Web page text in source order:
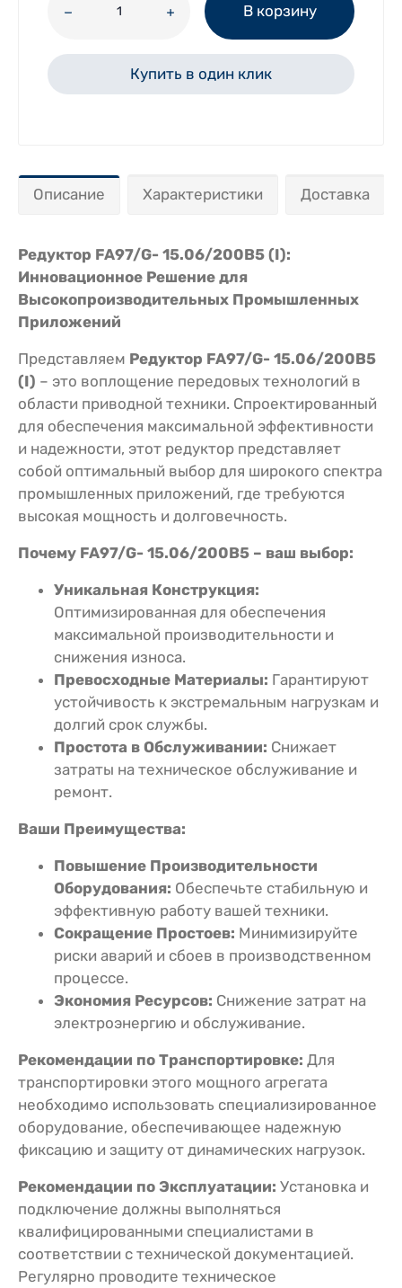
В корзину
Купить в один клик
Описание Характеристики Доставка
Редуктор FA97/G- 15.06/200B5 (I):
Инновационное Решение для
Высокопроизводительных Промышленных
Приложений
Представляем Редуктор FA97/G- 15.06/200B5
(I) – это воплощение передовых технологий в
области приводной техники. Спроектированный
для обеспечения максимальной эффективности
и надежности, этот редуктор представляет
собой оптимальный выбор для широкого спектра
промышленных приложений, где требуются
высокая мощность и долговечность.
Почему FA97/G- 15.06/200B5 – ваш выбор:
Уникальная Конструкция:
Оптимизированная для обеспечения
максимальной производительности и
снижения износа.
Превосходные Материалы: Гарантируют
устойчивость к экстремальным нагрузкам и
долгий срок службы.
Простота в Обслуживании: Снижает
затраты на техническое обслуживание и
ремонт.
Ваши Преимущества:
Повышение Производительности
Оборудования: Обеспечьте стабильную и
эффективную работу вашей техники.
Сокращение Простоев: Минимизируйте
риски аварий и сбоев в производственном
процессе.
Экономия Ресурсов: Снижение затрат на
электроэнергию и обслуживание.
Рекомендации по Транспортировке: Для
транспортировки этого мощного агрегата
необходимо использовать специализированное
оборудование, обеспечивающее надежную
фиксацию и защиту от динамических нагрузок.
Рекомендации по Эксплуатации: Установка и
подключение должны выполняться
квалифицированными специалистами в
соответствии с технической документацией.
Регулярно проводите техническое